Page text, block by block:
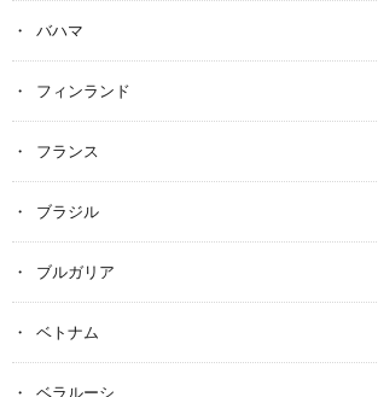
バハマ
フィンランド
フランス
ブラジル
ブルガリア
ベトナム
ベラルーシ